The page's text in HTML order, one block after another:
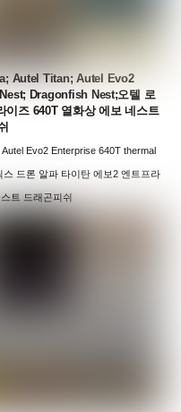
Autel Titan; Autel Evo2
Dragonfish Nest;오텔 로
이즈 640T 열화상 에보 네스트
Evo2 Enterprise 640T thermal
드론 알파 타이탄 에보2 엔트프라
트 드래곤피쉬